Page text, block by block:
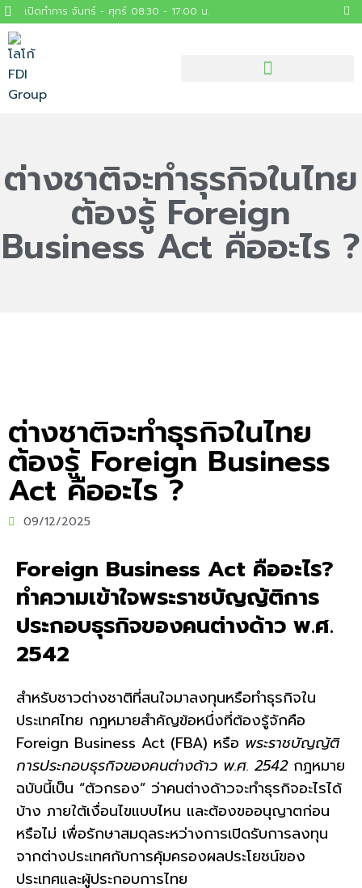
เปิดทำการ จันทร์ - ศุกร์ 08:30 - 17:00 น.
ต่างชาติจะทำธุรกิจในไทย
ต้องรู้ Foreign
Business Act คืออะไร ?
ต่างชาติจะทำธุรกิจในไทย
ต้องรู้ Foreign Business
Act คืออะไร ?
09/12/2025
Foreign Business Act คืออะไร?
ทำความเข้าใจพระราชบัญญัติการ
ประกอบธุรกิจของคนต่างด้าว พ.ศ.
2542
สำหรับชาวต่างชาติที่สนใจมาลงทุนหรือทำธุรกิจใน
ประเทศไทย กฎหมายสำคัญข้อหนึ่งที่ต้องรู้จักคือ
Foreign Business Act (FBA) หรือ พระราชบัญญัติ
การประกอบธุรกิจของคนต่างด้าว พ.ศ. 2542กฎหมาย
ฉบับนี้เป็น “ตัวกรอง” ว่าคนต่างด้าวจะทำธุรกิจอะไรได้
บ้าง ภายใต้เงื่อนไขแบบไหน และต้องขออนุญาตก่อน
หรือไม่ เพื่อรักษาสมดุลระหว่างการเปิดรับการลงทุน
จากต่างประเทศกับการคุ้มครองผลประโยชน์ของ
ประเทศและผู้ประกอบการไทย